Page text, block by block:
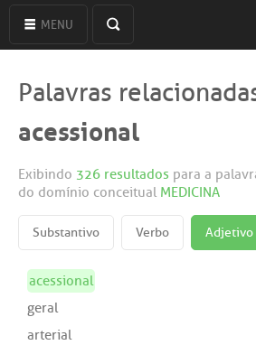
MENU
Palavras
acessional
Exibindo 326 resultados para a
do domínio conceitual MEDICINA
Substantivo Verbo Adjetivo
acessional
geral
arterial